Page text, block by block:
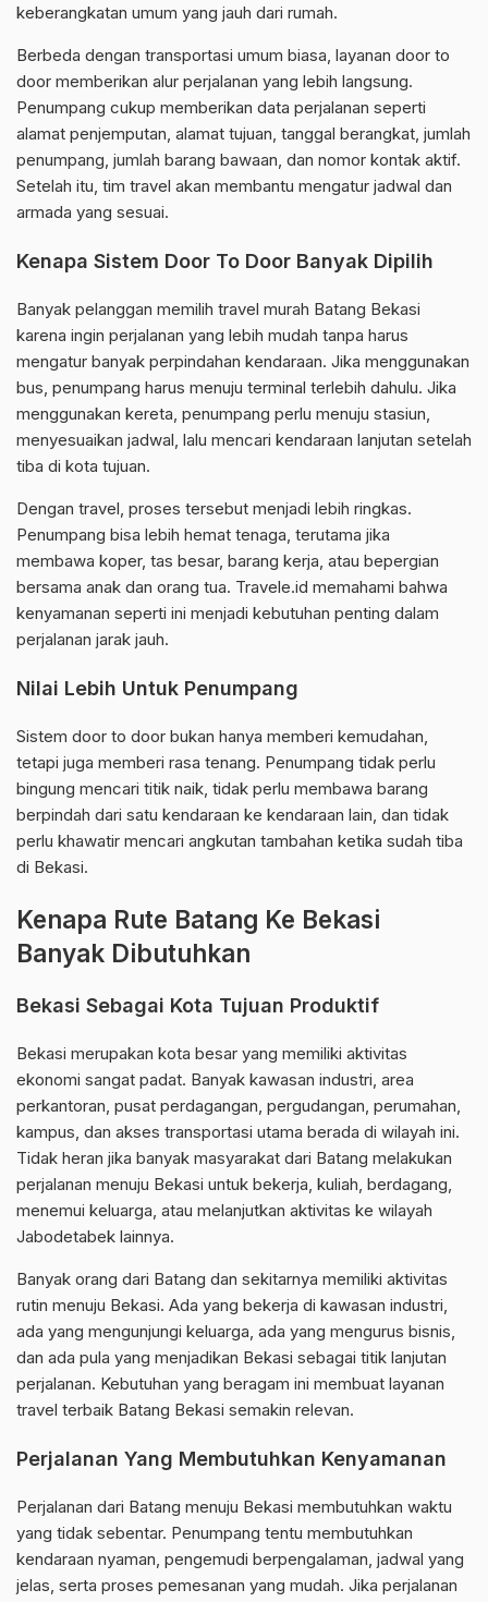
keberangkatan umum yang jauh dari rumah.
Berbeda dengan transportasi umum biasa, layanan door to
door memberikan alur perjalanan yang lebih langsung.
Penumpang cukup memberikan data perjalanan seperti
alamat penjemputan, alamat tujuan, tanggal berangkat, jumlah
penumpang, jumlah barang bawaan, dan nomor kontak aktif.
Setelah itu, tim travel akan membantu mengatur jadwal dan
armada yang sesuai.
Kenapa Sistem Door To Door Banyak Dipilih
Banyak pelanggan memilih travel murah Batang Bekasi
karena ingin perjalanan yang lebih mudah tanpa harus
mengatur banyak perpindahan kendaraan. Jika menggunakan
bus, penumpang harus menuju terminal terlebih dahulu. Jika
menggunakan kereta, penumpang perlu menuju stasiun,
menyesuaikan jadwal, lalu mencari kendaraan lanjutan setelah
tiba di kota tujuan.
Dengan travel, proses tersebut menjadi lebih ringkas.
Penumpang bisa lebih hemat tenaga, terutama jika
membawa koper, tas besar, barang kerja, atau bepergian
bersama anak dan orang tua. Travele.id memahami bahwa
kenyamanan seperti ini menjadi kebutuhan penting dalam
perjalanan jarak jauh.
Nilai Lebih Untuk Penumpang
Sistem door to door bukan hanya memberi kemudahan,
tetapi juga memberi rasa tenang. Penumpang tidak perlu
bingung mencari titik naik, tidak perlu membawa barang
berpindah dari satu kendaraan ke kendaraan lain, dan tidak
perlu khawatir mencari angkutan tambahan ketika sudah tiba
di Bekasi.
Kenapa Rute Batang Ke Bekasi
Banyak Dibutuhkan
Bekasi Sebagai Kota Tujuan Produktif
Bekasi merupakan kota besar yang memiliki aktivitas
ekonomi sangat padat. Banyak kawasan industri, area
perkantoran, pusat perdagangan, pergudangan, perumahan,
kampus, dan akses transportasi utama berada di wilayah ini.
Tidak heran jika banyak masyarakat dari Batang melakukan
perjalanan menuju Bekasi untuk bekerja, kuliah, berdagang,
menemui keluarga, atau melanjutkan aktivitas ke wilayah
Jabodetabek lainnya.
Banyak orang dari Batang dan sekitarnya memiliki aktivitas
rutin menuju Bekasi. Ada yang bekerja di kawasan industri,
ada yang mengunjungi keluarga, ada yang mengurus bisnis,
dan ada pula yang menjadikan Bekasi sebagai titik lanjutan
perjalanan. Kebutuhan yang beragam ini membuat layanan
travel terbaik Batang Bekasi semakin relevan.
Perjalanan Yang Membutuhkan Kenyamanan
Perjalanan dari Batang menuju Bekasi membutuhkan waktu
yang tidak sebentar. Penumpang tentu membutuhkan
kendaraan nyaman, pengemudi berpengalaman, jadwal yang
jelas, serta proses pemesanan yang mudah. Jika perjalanan